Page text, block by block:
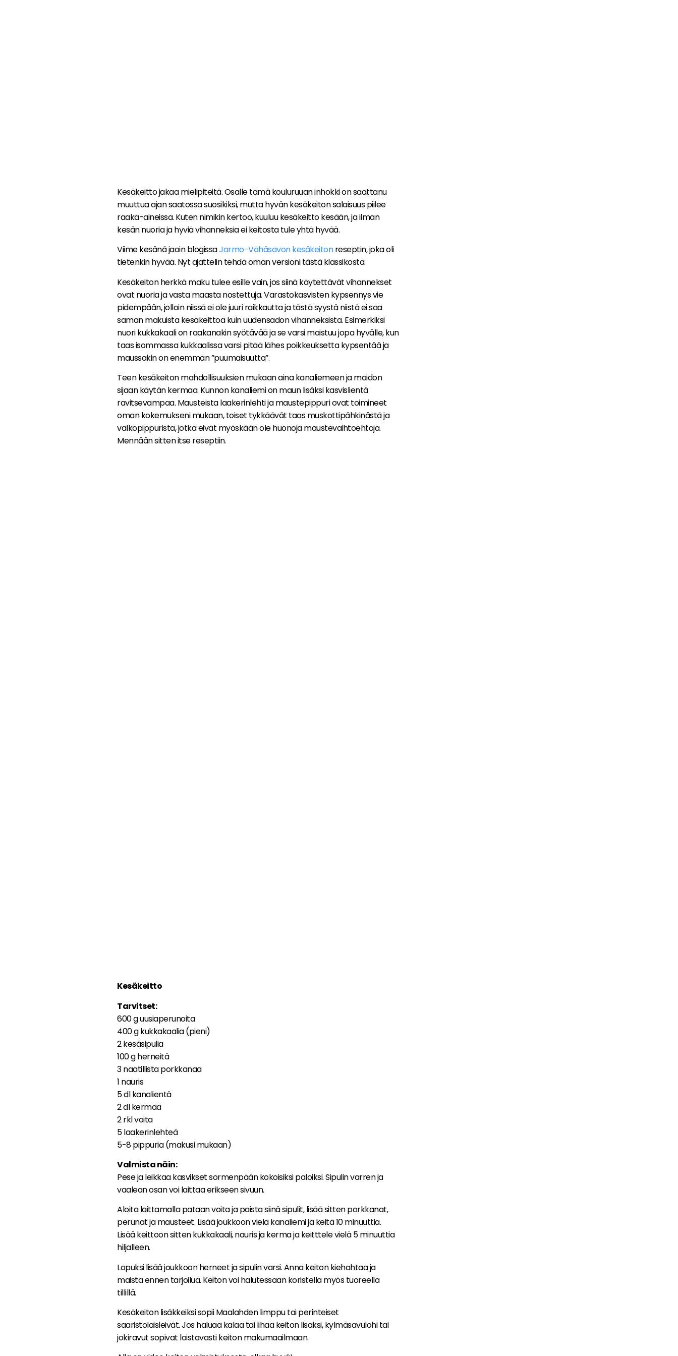
Kesäkeitto jakaa mielipiteitä. Osalle tämä kouluruuan inhokki on saattanu
muuttua ajan saatossa suosikiksi, mutta hyvän kesäkeiton salaisuus piilee
raaka-aineissa. Kuten nimikin kertoo, kuuluu kesäkeitto kesään, ja ilman
kesän nuoria ja hyviä vihanneksia ei keitosta tule yhtä hyvää.
Viime kesänä jaoin blogissaJarmo-Vähäsavon kesäkeitonreseptin, joka oli
tietenkin hyvää. Nyt ajattelin tehdä oman versioni tästä klassikosta.
Kesäkeiton herkkä maku tulee esille vain, jos siinä käytettävät vihannekset
ovat nuoria ja vasta maasta nostettuja. Varastokasvisten kypsennys vie
pidempään, jolloin niissä ei ole juuri raikkautta ja tästä syystä niistä ei saa
saman makuista kesäkeittoa kuin uudensadon vihanneksista. Esimerkiksi
nuori kukkakaali on raakanakin syötävää ja se varsi maistuu jopa hyvälle, kun
taas isommassa kukkaalissa varsi pitää lähes poikkeuksetta kypsentää ja
maussakin on enemmän ”puumaisuutta”.
Teen kesäkeiton mahdollisuuksien mukaan aina kanaliemeen ja maidon
sijaan käytän kermaa. Kunnon kanaliemi on maun lisäksi kasvislientä
ravitsevampaa. Mausteista laakerinlehti ja maustepippuri ovat toimineet
oman kokemukseni mukaan, toiset tykkäävät taas muskottipähkinästä ja
valkopippurista, jotka eivät myöskään ole huonoja maustevaihtoehtoja.
Mennään sitten itse reseptiin.
Kesäkeitto
Tarvitset:
600 g uusiaperunoita
400 g kukkakaalia (pieni)
2 kesäsipulia
100 g herneitä
3 naatillista porkkanaa
1 nauris
5 dl kanalientä
2 dl kermaa
2 rkl voita
5 laakerinlehteä
5-8 pippuria (makusi mukaan)
Valmista näin:
Pese ja leikkaa kasvikset sormenpään kokoisiksi paloiksi. Sipulin varren ja
vaalean osan voi laittaa erikseen sivuun.
Aloita laittamalla pataan voita ja paista siinä sipulit, lisää sitten porkkanat,
perunat ja mausteet. Lisää joukkoon vielä kanaliemi ja keitä 10 minuuttia.
Lisää keittoon sitten kukkakaali, nauris ja kerma ja keitttele vielä 5 minuuttia
hiljalleen.
Lopuksi lisää joukkoon herneet ja sipulin varsi. Anna keiton kiehahtaa ja
maista ennen tarjoilua. Keiton voi halutessaan koristella myös tuoreella
tillillä.
Kesäkeiton lisäkkeiksi sopii Maalahden limppu tai perinteiset
saaristolaisleivät. Jos haluaa kalaa tai lihaa keiton lisäksi, kylmäsavulohi tai
jokiravut sopivat loistavasti keiton makumaailmaan.